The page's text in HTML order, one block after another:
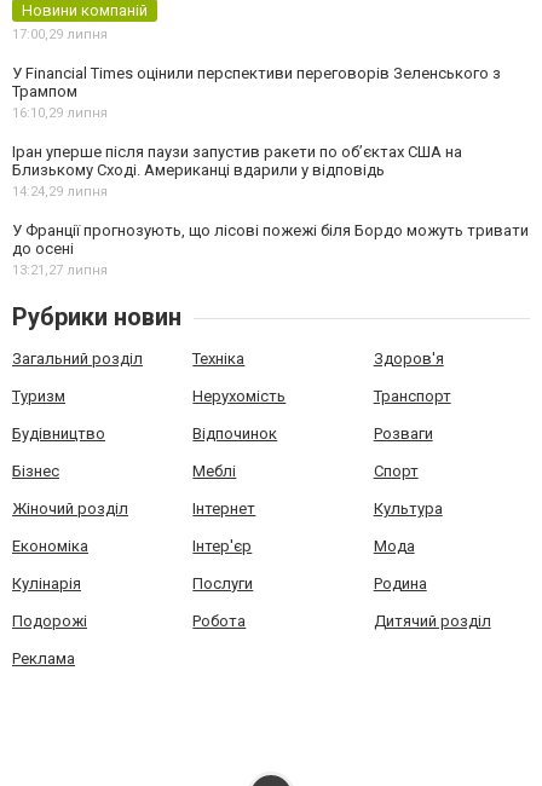
Новини компаній
17:00,29 липня
У Financial Times оцінили перспективи переговорів Зеленського з
Трампом
16:10,29 липня
Іран уперше після паузи запустив ракети по обʼєктах США на
Близькому Сході. Американці вдарили у відповідь
14:24,29 липня
У Франції прогнозують, що лісові пожежі біля Бордо можуть тривати
до осені
13:21,27 липня
Рубрики новин
Загальний розділ Техніка Здоров'я
Туризм Нерухомість Транспорт
Будівництво Відпочинок Розваги
Бізнес Меблі Спорт
Жіночий розділ Інтернет Культура
Економіка Інтер'єр Мода
Кулінарія Послуги Родина
Подорожі Робота Дитячий розділ
Реклама